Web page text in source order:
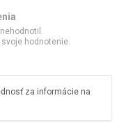
svoje hodnotenie.
za informácie na